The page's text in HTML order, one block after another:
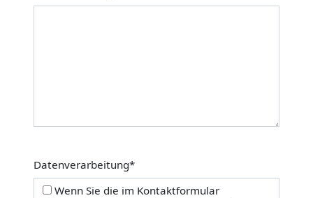
Datenverarbeitung*